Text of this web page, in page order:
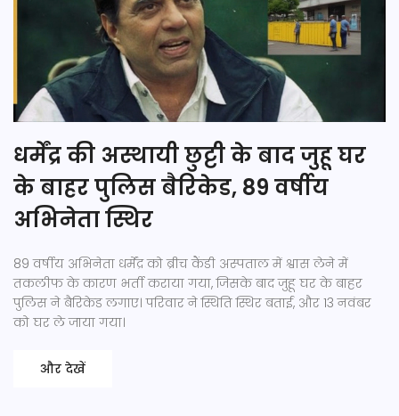
धर्मेंद्र की अस्थायी छुट्टी के बाद जुहू घर
के बाहर पुलिस बैरिकेड, 89 वर्षीय
अभिनेता स्थिर
89 वर्षीय अभिनेता धर्मेंद्र को ब्रीच कैंडी अस्पताल में श्वास लेने में
तकलीफ के कारण भर्ती कराया गया, जिसके बाद जुहू घर के बाहर
पुलिस ने बैरिकेड लगाए। परिवार ने स्थिति स्थिर बताई, और 13 नवंबर
को घर ले जाया गया।
और देखें